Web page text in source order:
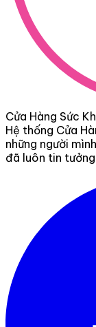
Cửa Hàng Sức
Hệ thống Cửa
những người
đã luôn tin tưởng